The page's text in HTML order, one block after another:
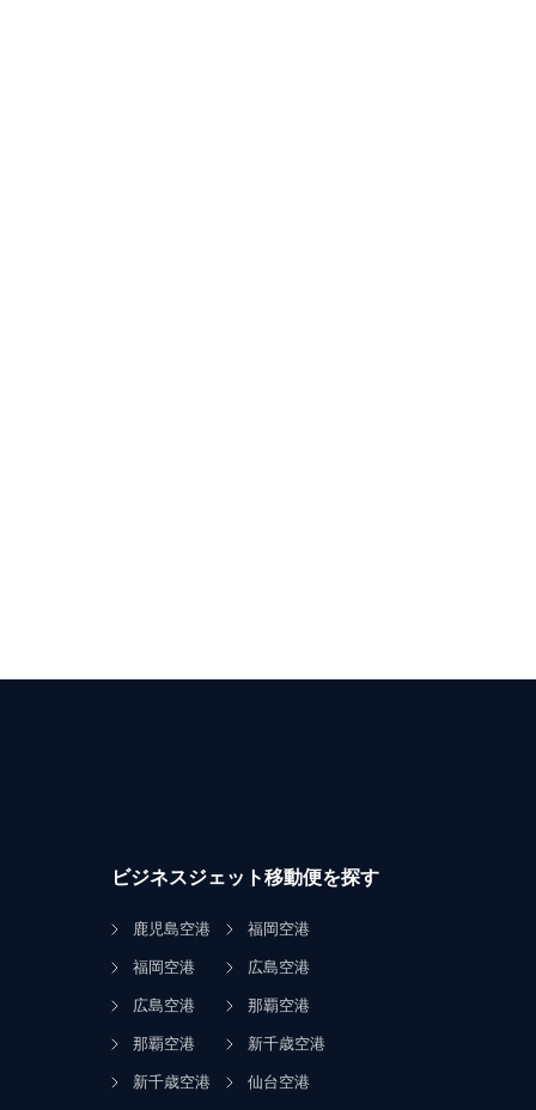
ビジネスジェット移動便を探す
鹿児島空港
福岡空港
広島空港
那覇空港
新千歳空港
福岡空港
広島空港
那覇空港
新千歳空港
仙台空港